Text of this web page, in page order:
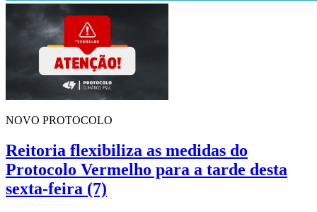
NOVO PROTOCOLO
Reitoria flexibiliza as medidas do
Protocolo Vermelho para a tarde desta
sexta-feira (7)